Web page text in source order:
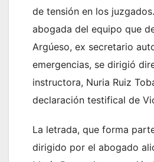
de tensión en los
abogada del equipo que
Argúeso, ex secretario
emergencias, se dirigió
instructora, Nuria Ruiz
declaración testifical de
La letrada, que forma
dirigido por el abogado